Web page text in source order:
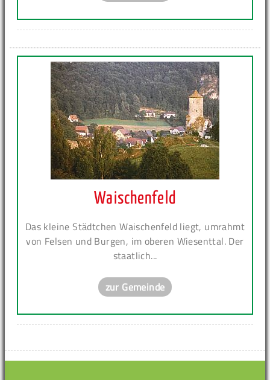
Waischenfeld
Das kleine Städtchen Waischenfeld liegt, umrahmt
von Felsen und Burgen, im oberen Wiesenttal. Der
staatlich...
zur Gemeinde